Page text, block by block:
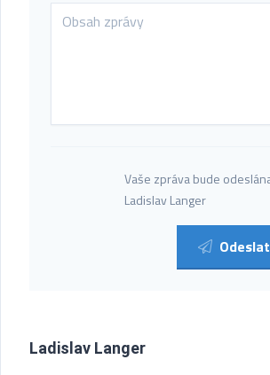
Vaše zpráva bude
Ladislav Langer
Odeslat
Ladislav Langer